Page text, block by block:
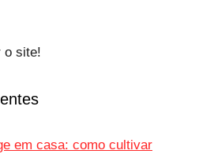
o site!
em casa: como cultivar